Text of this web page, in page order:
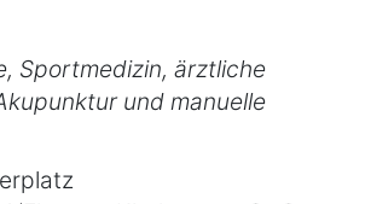
Sportmedizin, ärztliche
und manuelle